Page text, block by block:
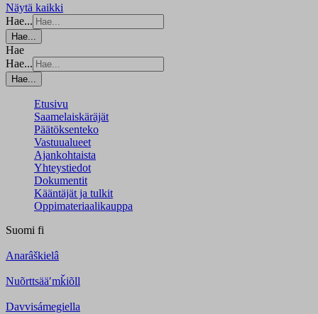
Näytä kaikki
Hae...
Hae...
Hae
Hae...
Hae...
Etusivu
Saamelaiskäräjät
Päätöksenteko
Vastuualueet
Ajankohtaista
Yhteystiedot
Dokumentit
Kääntäjät ja tulkit
Oppimateriaalikauppa
Suomi fi
Anarâškielâ
Nuõrttsääʹmǩiõll
Davvisámegiella